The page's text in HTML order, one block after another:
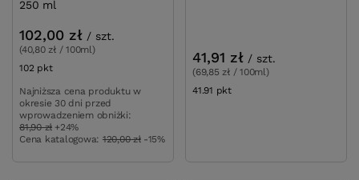
250 ml
102,00 zł / szt.
(40,80 zł / 100ml)
102 pktpunktów
Najniższa cena produktu w
okresie 30 dni przed
wprowadzeniem obniżki:
81,90 zł +24%
Cena katalogowa: 120,00 zł -15%
41,91 zł / szt.
(69,85 zł / 100ml)
41.91 pktpunktów